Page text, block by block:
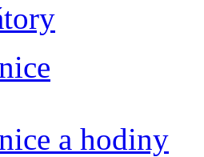
a hodiny